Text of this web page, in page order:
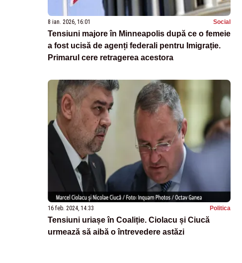
8 ian. 2026, 16:01 Social
Tensiuni majore în Minneapolis după ce o femeie
a fost ucisă de agenți federali pentru Imigrație.
Primarul cere retragerea acestora
16 feb. 2024, 14:33 Politica
Tensiuni uriașe în Coaliție. Ciolacu și Ciucă
urmează să aibă o întrevedere astăzi